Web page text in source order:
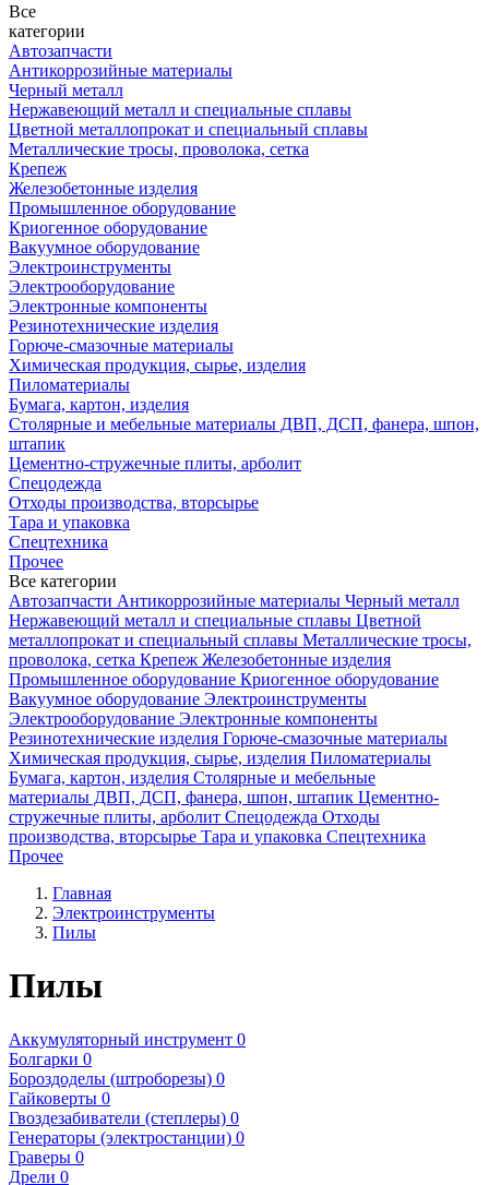
Все
категории
Автозапчасти
Антикоррозийные материалы
Черный металл
Нержавеющий металл и специальные сплавы
Цветной металлопрокат и специальный сплавы
Металлические тросы, проволока, сетка
Крепеж
Железобетонные изделия
Промышленное оборудование
Криогенное оборудование
Вакуумное оборудование
Электроинструменты
Электрооборудование
Электронные компоненты
Резинотехнические изделия
Горюче-смазочные материалы
Химическая продукция, сырье, изделия
Пиломатериалы
Бумага, картон, изделия
Столярные и мебельные материалы ДВП, ДСП, фанера, шпон,
штапик
Цементно-стружечные плиты, арболит
Спецодежда
Отходы производства, вторсырье
Тара и упаковка
Спецтехника
Прочее
Все категории
Автозапчасти Антикоррозийные материалы Черный металл
Нержавеющий металл и специальные сплавы Цветной
металлопрокат и специальный сплавы Металлические тросы,
проволока, сетка Крепеж Железобетонные изделия
Промышленное оборудование Криогенное оборудование
Вакуумное оборудование Электроинструменты
Электрооборудование Электронные компоненты
Резинотехнические изделия Горюче-смазочные материалы
Химическая продукция, сырье, изделия Пиломатериалы
Бумага, картон, изделия Столярные и мебельные
материалы ДВП, ДСП, фанера, шпон, штапик Цементно-
стружечные плиты, арболит Спецодежда Отходы
производства, вторсырье Тара и упаковка Спецтехника
Прочее
Главная
Электроинструменты
Пилы
Пилы
Аккумуляторный инструмент 0
Болгарки 0
Бороздоделы (штроборезы) 0
Гайковерты 0
Гвоздезабиватели (степлеры) 0
Генераторы (электростанции) 0
Граверы 0
Дрели 0